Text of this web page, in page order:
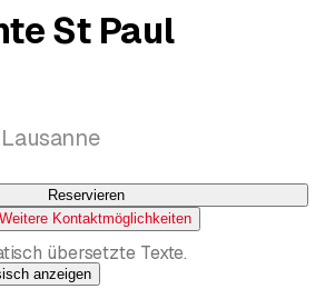
St Paul
Reservieren
Weitere Kontaktmöglichkeiten
übersetzte Texte.
anzeigen